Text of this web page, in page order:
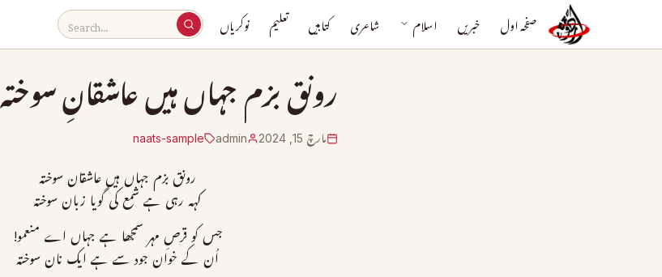
صفحہ اول خبریں اسلام شاعری کتابیں تعلیم نوکریاں
رونق بزم جہاں ہیں عاشقانِ سوختہ
مارچ 15, 2024 admin
naats-sample
رونق بزم جہاں ہیں عاشقان سوختہ
کہہ رہی ہے شمع کی گویا زبان سوختہ
جس کو قرصِ مہر سمجھا ہے جہاں اے منعمو!
اُن کے خوان جود سے ہے ایک نان سوختہ